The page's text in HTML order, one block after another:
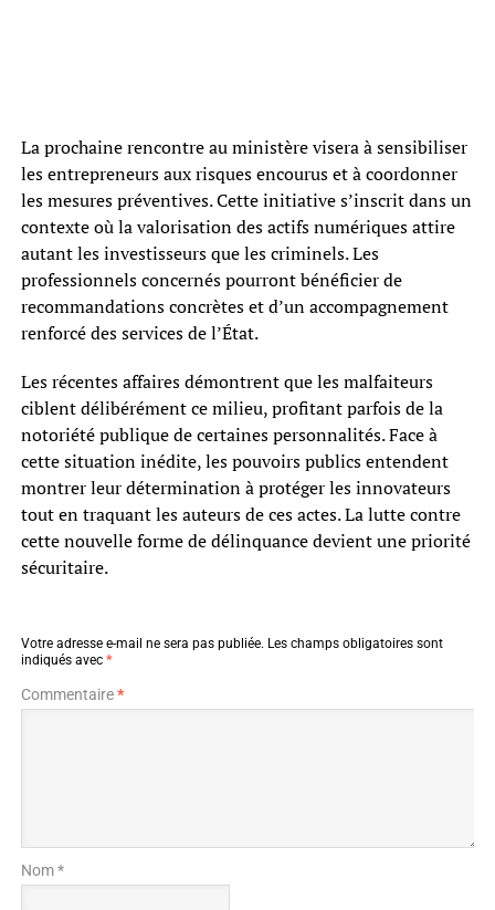
La prochaine rencontre au ministère visera à sensibiliser
les entrepreneurs aux risques encourus et à coordonner
les mesures préventives. Cette initiative s’inscrit dans un
contexte où la valorisation des actifs numériques attire
autant les investisseurs que les criminels. Les
professionnels concernés pourront bénéficier de
recommandations concrètes et d’un accompagnement
renforcé des services de l’État.
Les récentes affaires démontrent que les malfaiteurs
ciblent délibérément ce milieu, profitant parfois de la
notoriété publique de certaines personnalités. Face à
cette situation inédite, les pouvoirs publics entendent
montrer leur détermination à protéger les innovateurs
tout en traquant les auteurs de ces actes. La lutte contre
cette nouvelle forme de délinquance devient une priorité
sécuritaire.
Votre adresse e-mail ne sera pas publiée. Les champs obligatoires sont
indiqués avec *
Commentaire*
Nom *